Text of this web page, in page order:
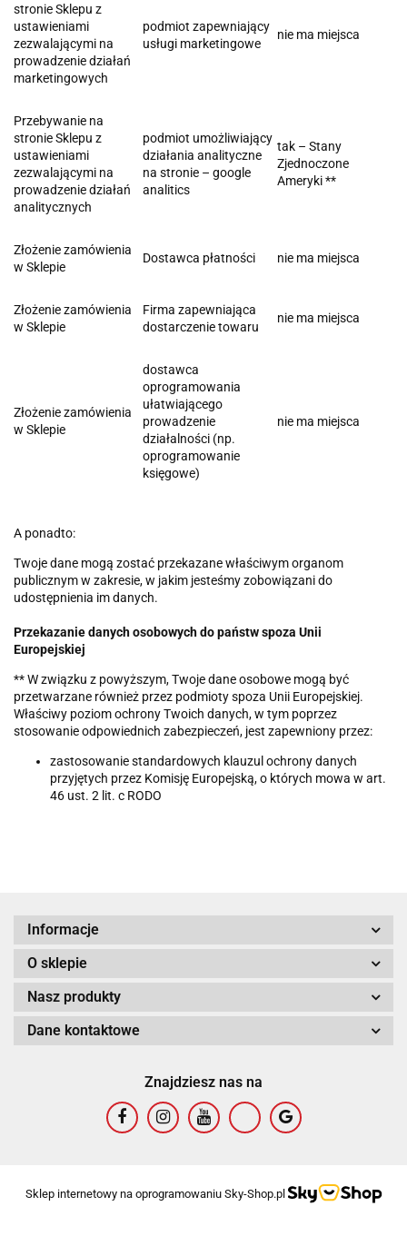
stronie Sklepu z
ustawieniami
zezwalającymi na
prowadzenie działań
marketingowych
podmiot zapewniający
usługi marketingowe
nie ma miejsca
Przebywanie na
stronie Sklepu z
ustawieniami
zezwalającymi na
prowadzenie działań
analitycznych
podmiot umożliwiający
działania analityczne
na stronie – google
analitics
tak – Stany
Zjednoczone
Ameryki **
Złożenie zamówienia
w Sklepie
Dostawca płatności nie ma miejsca
Złożenie zamówienia
w Sklepie
Firma zapewniająca
dostarczenie towaru
nie ma miejsca
Złożenie zamówienia
w Sklepie
dostawca
oprogramowania
ułatwiającego
prowadzenie
działalności (np.
oprogramowanie
księgowe)
nie ma miejsca
A ponadto:
Twoje dane mogą zostać przekazane właściwym organom
publicznym w zakresie, w jakim jesteśmy zobowiązani do
udostępnienia im danych.
Przekazanie danych osobowych do państw spoza Unii
Europejskiej
** W związku z powyższym, Twoje dane osobowe mogą być
przetwarzane również przez podmioty spoza Unii Europejskiej.
Właściwy poziom ochrony Twoich danych, w tym poprzez
stosowanie odpowiednich zabezpieczeń, jest zapewniony przez:
zastosowanie standardowych klauzul ochrony danych
przyjętych przez Komisję Europejską, o których mowa w art.
46 ust. 2 lit. c RODO
Informacje
O sklepie
Nasz produkty
Dane kontaktowe
Znajdziesz nas na
Sklep internetowy na oprogramowaniu Sky-Shop.pl